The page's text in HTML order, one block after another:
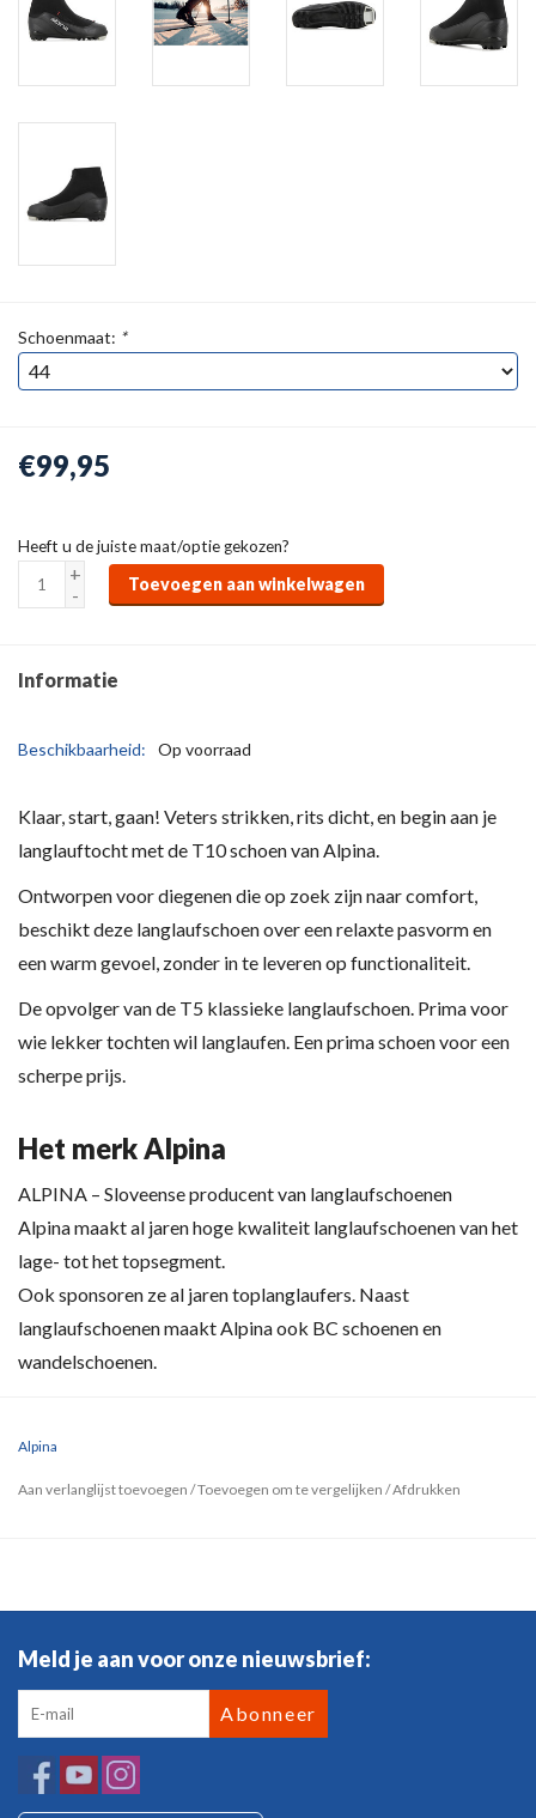
Schoenmaat: *
€99,95
Heeft u de juiste maat/optie gekozen?
+
-
Toevoegen aan winkelwagen
Informatie
Beschikbaarheid: Op voorraad
Klaar, start, gaan! Veters strikken, rits dicht, en begin aan je
langlauftocht met de T10 schoen van Alpina.
Ontworpen voor diegenen die op zoek zijn naar comfort,
beschikt deze langlaufschoen over een relaxte pasvorm en
een warm gevoel, zonder in te leveren op functionaliteit.
De opvolger van de T5 klassieke langlaufschoen. Prima voor
wie lekker tochten wil langlaufen. Een prima schoen voor een
scherpe prijs.
Het merk Alpina
ALPINA – Sloveense producent van langlaufschoenen
Alpina maakt al jaren hoge kwaliteit langlaufschoenen van het
lage- tot het topsegment.
Ook sponsoren ze al jaren toplanglaufers. Naast
langlaufschoenen maakt Alpina ook BC schoenen en
wandelschoenen.
Alpina
Aan verlanglijst toevoegen /Toevoegen om te vergelijken /Afdrukken
Meld je aan voor onze nieuwsbrief:
Abonneer